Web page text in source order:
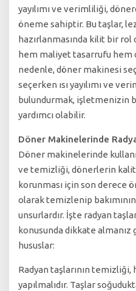
yayılımı ve verimliliği,
öneme sahiptir. Bu taşlar,
hazırlanmasında kilit bir
hem maliyet tasarrufu hem
nedenle, döner makinesi
seçerken ısı yayılımı ve
bulundurmak, işletmenizin
yardımcı olabilir.
Döner Makinelerinde
Döner makinelerinde
ve temizliği, dönerlerin
korunması için son derece
olarak temizlenip
unsurlardır. İşte radyan
konusunda dikkate almanız
hususlar:
Radyan taşlarının temizliği,
yapılmalıdır. Taşlar